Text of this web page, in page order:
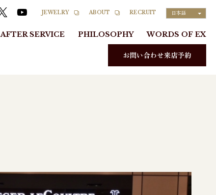
JEWELRY ABOUT RECRUIT 日本語
AFTER SERVICE PHILOSOPHY WORDS OF EX
お問い合わせ来店予約